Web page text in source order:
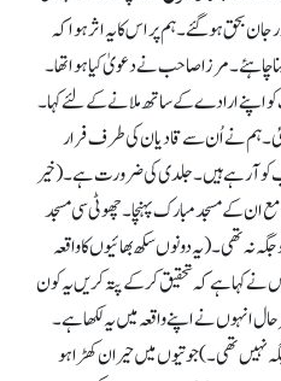
بحق ہو گئے۔ ہم پر اس کا یہ اثر ہوا کہ
چاہئے۔ مرزا صاحب نے دعویٰ کیا ہوا تھا۔
ارادے کے ساتھ ملانے کے لئے کہا۔
گئی۔ ہم نے اُن سے قادیان کی طرف فرار
کو آ رہے ہیں۔ جلدی کی ضرورت ہے۔ (خیر
ان کے مسجد مبارک پہنچا۔ چھوٹی سی مسجد
تھی۔ (یہ دونوں سکھ بھائیوں کا واقعہ
کہا ہے کہ تحقیق کر کے پتہ کریں یہ کون
انہوں نے اپنے واقعہ میں یہ لکھا ہے۔
نہیں تھی۔) جوتیوں میں حیران کھڑا ہو